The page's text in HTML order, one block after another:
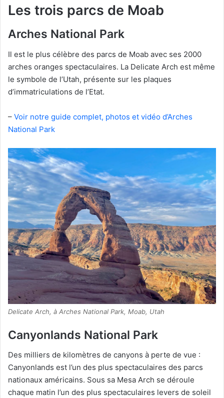
Les trois parcs de Moab
Arches National Park
Il est le plus célèbre des parcs de Moab avec ses 2000
arches oranges spectaculaires. La Delicate Arch est même
le symbole de l’Utah, présente sur les plaques
d’immatriculations de l’Etat.
– Voir notre guide complet, photos et vidéo d’Arches
National Park
Delicate Arch, à Arches National Park, Moab, Utah
Canyonlands National Park
Des milliers de kilomètres de canyons à perte de vue :
Canyonlands est l’un des plus spectaculaires des parcs
nationaux américains. Sous sa Mesa Arch se déroule
chaque matin l’un des plus spectaculaires levers de soleil